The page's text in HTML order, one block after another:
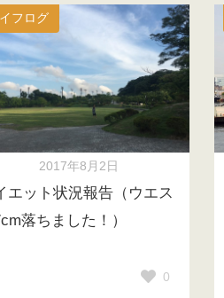
フログ
2017年8月2日
エット状況報告（ウエス
落ちました！）
0